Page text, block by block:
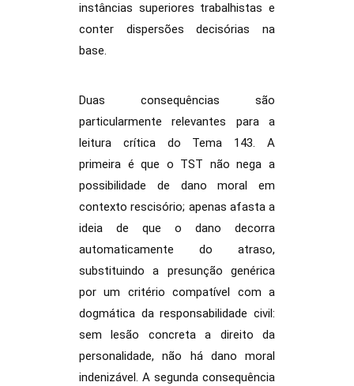
instâncias superiores trabalhistas e
conter dispersões decisórias na
base.
Duas consequências são
particularmente relevantes para a
leitura crítica do Tema 143. A
primeira é que o TST não nega a
possibilidade de dano moral em
contexto rescisório; apenas afasta a
ideia de que o dano decorra
automaticamente do atraso,
substituindo a presunção genérica
por um critério compatível com a
dogmática da responsabilidade civil:
sem lesão concreta a direito da
personalidade, não há dano moral
indenizável. A segunda consequência